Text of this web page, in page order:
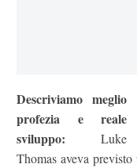
Descriviamo meglio
profezia e reale
sviluppo: Luke
Thomas aveva